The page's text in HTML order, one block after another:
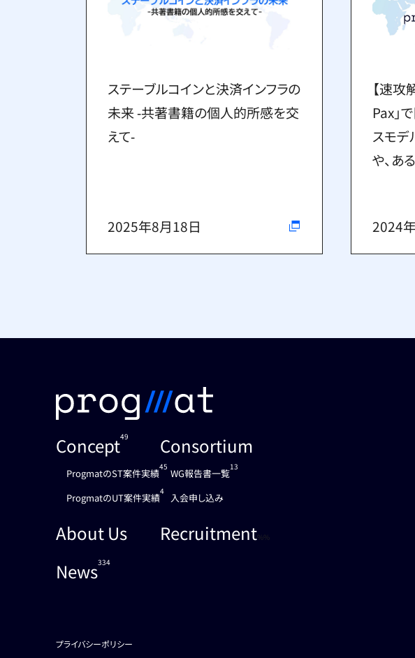
ステーブルコインと決済インフラの
未来 ‐共著書籍の個人的所感を交
えて‐
2025年8月18日
【速
Pax」
スモデ
や、ある
2024
Concept49
ProgmatのST案件実績
45
ProgmatのUT案件実績
4
About Us
News334
Consortium
WG報告書一覧
13
入会申し込み
Recruitment
プライバシーポリシー